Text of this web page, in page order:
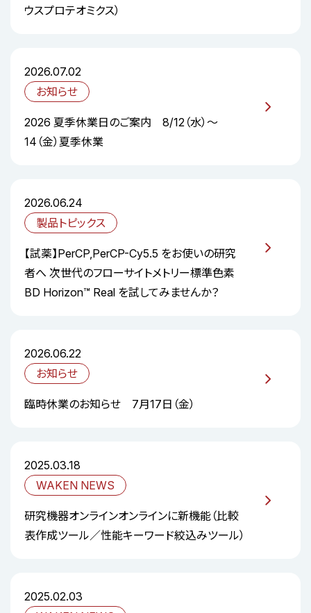
ウスプロテオミクス）
2026.07.02
お知らせ
2026 夏季休業日のご案内 8/12（水）～
14（金）夏季休業
2026.06.24
製品トピックス
【試薬】PerCP,PerCP-Cy5.5 をお使いの研究
者へ 次世代のフローサイトメトリー標準色素
BD Horizon™ Real を試してみませんか？
2026.06.22
お知らせ
臨時休業のお知らせ 7月17日（金）
2025.03.18
WAKEN NEWS
研究機器オンラインオンラインに新機能（比較
表作成ツール／性能キーワード絞込みツール）
2025.02.03